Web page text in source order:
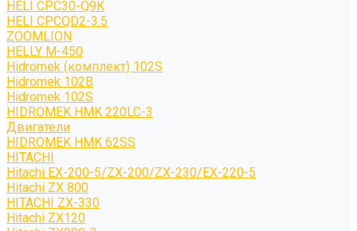
HELI CPC30-Q9K
HELI CPCQD2-3.5
ZOOMLION
HELLY M-450
Hidromek (комплект) 102S
Hidromek 102B
Hidromek 102S
HIDROMEK HMK 220LC-3
Двигатели
HIDROMEK HMK 62SS
HITACHI
Hitachi EX-200-5/ZX-200/ZX-230/EX-220-5
Hitachi ZX 800
HITACHI ZX-330
Hitachi ZX120